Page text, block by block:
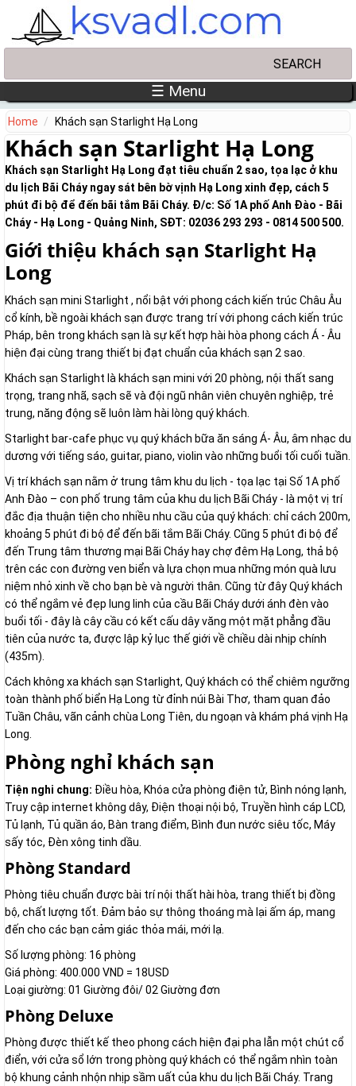
Skip to main content
☰ Menu
Home Khách sạn Starlight Hạ Long
Khách sạn Starlight Hạ Long
Khách sạn Starlight Hạ Long đạt tiêu chuẩn 2 sao, tọa lạc ở khu
du lịch Bãi Cháy ngay sát bên bờ vịnh Hạ Long xinh đẹp, cách 5
phút đi bộ để đến bãi tắm Bãi Cháy. Đ/c: Số 1A phố Anh Đào - Bãi
Cháy - Hạ Long - Quảng Ninh, SĐT: 02036 293 293 - 0814 500 500.
Giới thiệu khách sạn Starlight Hạ
Long
Khách sạn mini Starlight , nổi bật với phong cách kiến trúc Châu Âu
cổ kính, bề ngoài khách sạn được trang trí với phong cách kiến trúc
Pháp, bên trong khách sạn là sự kết hợp hài hòa phong cách Á - Âu
hiện đại cùng trang thiết bị đạt chuẩn của khách sạn 2 sao.
Khách sạn Starlight là khách sạn mini với 20 phòng, nội thất sang
trọng, trang nhã, sạch sẽ và đội ngũ nhân viên chuyên nghiệp, trẻ
trung, năng động sẽ luôn làm hài lòng quý khách.
Starlight bar-cafe phục vụ quý khách bữa ăn sáng Á- Âu, âm nhạc du
dương với tiếng sáo, guitar, piano, violin vào những buổi tối cuối tuần.
Vị trí khách sạn nằm ở trung tâm khu du lịch - tọa lạc tại Số 1A phố
Anh Đào – con phố trung tâm của khu du lịch Bãi Cháy - là một vị trí
đắc địa thuận tiện cho nhiều nhu cầu của quý khách: chỉ cách 200m,
khoảng 5 phút đi bộ để đến bãi tắm Bãi Cháy. Cũng 5 phút đi bộ để
đến Trung tâm thương mại Bãi Cháy hay chợ đêm Hạ Long, thả bộ
trên các con đường ven biển và lựa chọn mua những món quà lưu
niệm nhỏ xinh về cho bạn bè và người thân. Cũng từ đây Quý khách
có thể ngắm vẻ đẹp lung linh của cầu Bãi Cháy dưới ánh đèn vào
buổi tối - đây là cây cầu có kết cấu dây văng một mặt phẳng đầu
tiên của nước ta, được lập kỷ lục thế giới về chiều dài nhịp chính
(435m).
Cách không xa khách sạn Starlight, Quý khách có thể chiêm ngưỡng
toàn thành phố biển Hạ Long từ đỉnh núi Bài Thơ, tham quan đảo
Tuần Châu, vãn cảnh chùa Long Tiên, du ngoạn và khám phá vịnh Hạ
Long.
Phòng nghỉ khách sạn
Tiện nghi chung: Điều hòa, Khóa cửa phòng điện tử, Bình nóng lạnh,
Truy cập internet không dây, Điện thoại nội bộ, Truyền hình cáp LCD,
Tủ lạnh, Tủ quần áo, Bàn trang điểm, Bình đun nước siêu tốc, Máy
sấy tóc, Đèn xông tinh dầu.
Phòng Standard
Phòng tiêu chuẩn được bài trí nội thất hài hòa, trang thiết bị đồng
bộ, chất lượng tốt. Đảm bảo sự thông thoáng mà lại ấm áp, mang
đến cho các bạn cảm giác thỏa mái, mới lạ.
Số lượng phòng: 16 phòng
Giá phòng: 400.000 VND = 18USD
Loại giường: 01 Giường đôi/ 02 Giường đơn
Phòng Deluxe
Phòng được thiết kế theo phong cách hiện đại pha lẫn một chút cổ
điển, với cửa sổ lớn trong phòng quý khách có thể ngắm nhìn toàn
bộ khung cảnh nhộn nhịp sầm uất của khu du lịch Bãi Cháy. Trang